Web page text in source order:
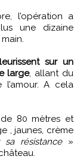
l’opération a
une dizaine
sur un
large, allant du
A cela
80 mètres et
, jaunes, crème
résistance»